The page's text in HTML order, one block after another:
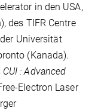
in den USA,
des TIFR Centre
Universität
(Kanada).
CUI : Advanced
Electron Laser